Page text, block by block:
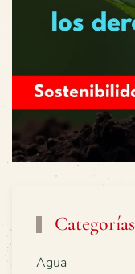
Categorías
Agua